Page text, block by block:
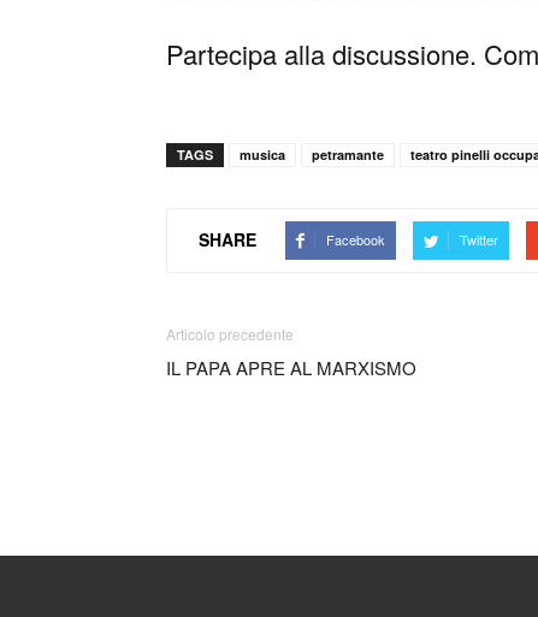
Partecipa alla discussione.
TAGS musica petramante teatro pinelli
SHARE Facebook Twitter
Articolo precedente
IL PAPA APRE AL MARXISMO